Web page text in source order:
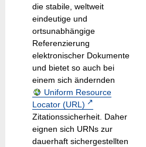
die stabile, weltweit
eindeutige und
ortsunabhängige
Referenzierung
elektronischer Dokumente
und bietet so auch bei
einem sich ändernden
Uniform Resource
Locator (URL)
Zitationssicherheit. Daher
eignen sich URNs zur
dauerhaft sichergestellten